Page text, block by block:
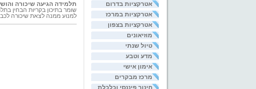
אטרקציות בדרום
אטרקציות במרכז
אטרקציות בצפון
מוזיאונים
טיול שנתי
מדע וטבע
אימון אישי
מרכז מבקרים
חינוך פיננסי וכלכלת
תלמידה הגיעה שיכורה
שומר בתיכון בקריות הבחין
למנוע ממנה לצאת שיכורה